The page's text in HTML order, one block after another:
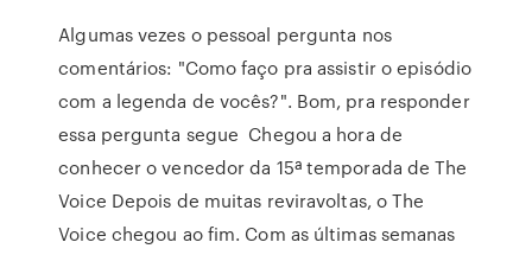
Algumas vezes o pessoal pergunta nos
comentários: "Como faço pra assistir o episódio
com a legenda de vocês?". Bom, pra responder
essa pergunta segue Chegou a hora de
conhecer o vencedor da 15ª temporada de The
Voice Depois de muitas reviravoltas, o The
Voice chegou ao fim. Com as últimas semanas